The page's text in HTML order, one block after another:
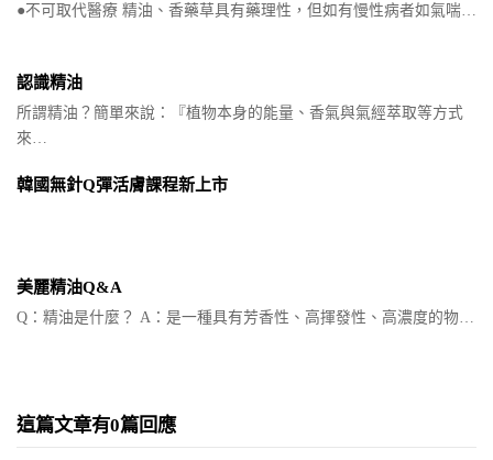
●不可取代醫療 精油、香藥草具有藥理性，但如有慢性病者如氣喘…
認識精油
所謂精油？簡單來說：『植物本身的能量、香氣與氣經萃取等方式
來…
韓國無針Q彈活膚課程新上市
美麗精油Q&A
Q：精油是什麼？ A：是一種具有芳香性、高揮發性、高濃度的物…
這篇文章有0篇回應